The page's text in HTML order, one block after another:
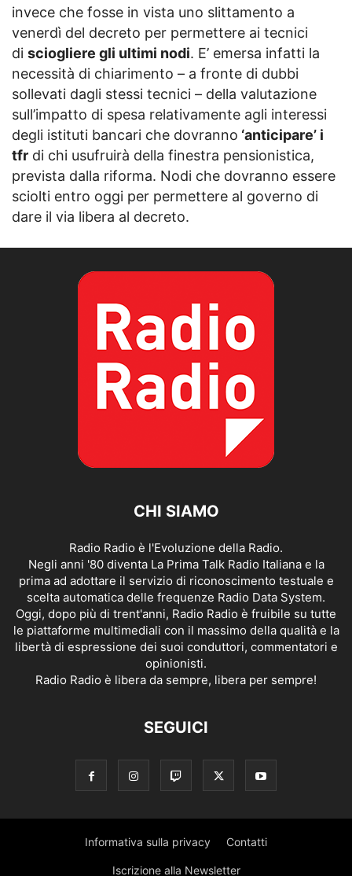
invece che fosse in vista uno slittamento a
venerdì del decreto per permettere ai tecnici
di sciogliere gli ultimi nodi. E’ emersa infatti la
necessità di chiarimento – a fronte di dubbi
sollevati dagli stessi tecnici – della valutazione
sull’impatto di spesa relativamente agli interessi
degli istituti bancari che dovranno ‘anticipare’ i
tfr di chi usufruirà della finestra pensionistica,
prevista dalla riforma. Nodi che dovranno essere
sciolti entro oggi per permettere al governo di
dare il via libera al decreto.
CHI SIAMO
Radio Radio è l'Evoluzione della Radio.
Negli anni '80 diventa La Prima Talk Radio Italiana e la
prima ad adottare il servizio di riconoscimento testuale e
scelta automatica delle frequenze Radio Data System.
Oggi, dopo più di trent'anni, Radio Radio è fruibile su tutte
le piattaforme multimediali con il massimo della qualità e la
libertà di espressione dei suoi conduttori, commentatori e
opinionisti.
Radio Radio è libera da sempre, libera per sempre!
SEGUICI
Informativa sulla privacy Contatti
Iscrizione alla Newsletter